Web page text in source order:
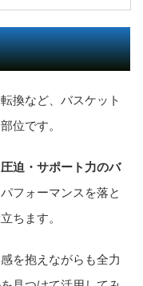
換など、バスケット
位です。
迫・サポート力のバ
フォーマンスを落と
ちます。
を抱えながらも全力